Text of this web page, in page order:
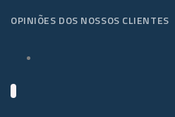
OPINIÕES DOS NOSSOS CLIENTES